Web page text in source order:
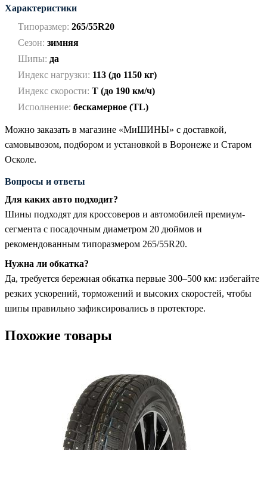
Характеристики
Типоразмер: 265/55R20
Сезон: зимняя
Шипы: да
Индекс нагрузки: 113 (до 1150 кг)
Индекс скорости: T (до 190 км/ч)
Исполнение: бескамерное (TL)
Можно заказать в магазине «МиШИНЫ» с доставкой,
самовывозом, подбором и установкой в Воронеже и Старом
Осколе.
Вопросы и ответы
Для каких авто подходит?
Шины подходят для кроссоверов и автомобилей премиум-
сегмента с посадочным диаметром 20 дюймов и
рекомендованным типоразмером 265/55R20.
Нужна ли обкатка?
Да, требуется бережная обкатка первые 300–500 км: избегайте
резких ускорений, торможений и высоких скоростей, чтобы
шипы правильно зафиксировались в протекторе.
Похожие товары